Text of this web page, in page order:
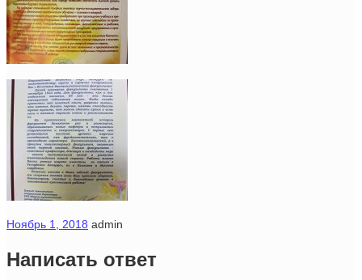
Ноябрь 1, 2018 admin
Написать ответ